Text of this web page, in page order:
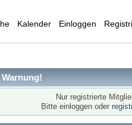
Kalender Einloggen
Warnung!
Nur registrierte
Bitte einloggen oder